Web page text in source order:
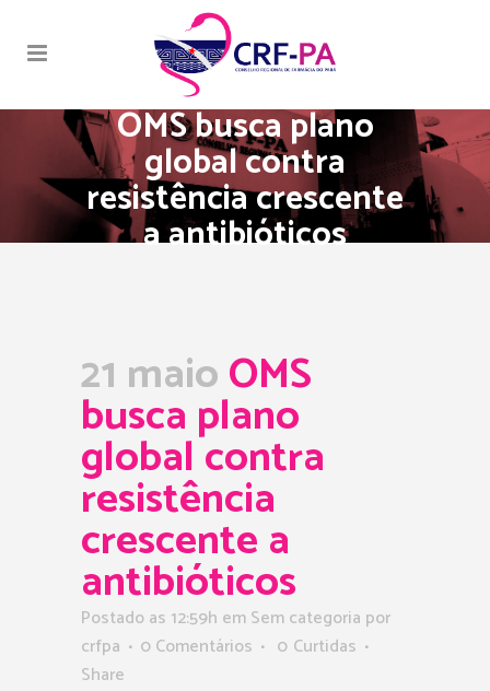
OMS busca plano
global contra
resistência crescente
a antibióticos
21 maioOMS
busca plano
global contra
resistência
crescente a
antibióticos
Postado as 12:59h em Sem categoria por
crfpa
0 Comentários 0 Curtidas
Share